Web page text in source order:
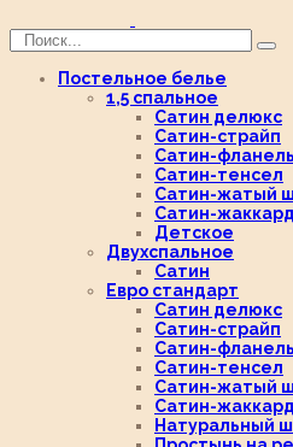
Постельное белье
1,5 спальное
Сатин делюкс
Сатин-страйп
Сатин-фланель
Сатин-тенсел
Сатин-жатый
Сатин-жаккард
Детское
Двухспальное
Сатин
Евро стандарт
Сатин делюкс
Сатин-страйп
Сатин-фланель
Сатин-тенсел
Сатин-жатый
Сатин-жаккард
Натуральный